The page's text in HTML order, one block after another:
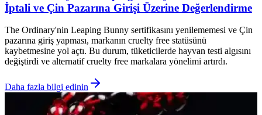
İptali ve Çin Pazarına Girişi Üzerine Değerlendirme
The Ordinary'nin Leaping Bunny sertifikasını yenilememesi ve Çin
pazarına giriş yapması, markanın cruelty free statüsünü
kaybetmesine yol açtı. Bu durum, tüketicilerde hayvan testi algısını
değiştirdi ve alternatif cruelty free markalara yönelimi artırdı.
Daha fazla bilgi edinin